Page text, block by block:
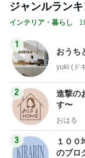
ジャンルラン
インテリア・暮らし
1
おうち
yuki (ド
2
進撃の
す〜
おはる
3
１０
のブロ